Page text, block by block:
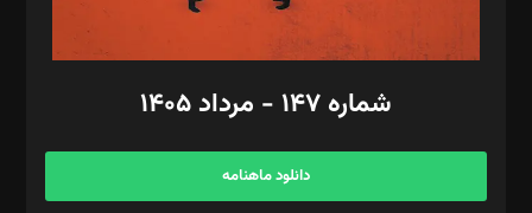
مد‌یر توسعه تجاری: کامبیز برید‌
امور مالی: شاپور رهبری، محمد‌ کاظمی‌نیا
آگهی و مشترکین: ۰۹۱۹۹۹۹۰۴۵۴
شماره ۱۴۷ - مرداد ۱۴۰۵
دانلود ماهنامه